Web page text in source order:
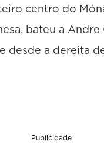
centro do
bateu a Andre
desde a dereita
Publicidade